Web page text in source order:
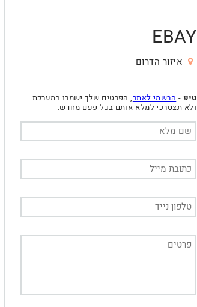
EBAY
איזור הדרום
טיפ - הרשמי לאתר, הפרטים שלך ישמרו במערכת
ולא תצטרכי למלא אותם בכל פעם מחדש.